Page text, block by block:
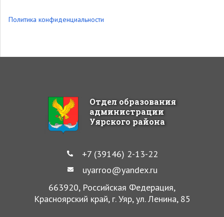
Политика конфиденциальности
Отдел образования
администрации
Уярского района
+7 (39146) 2-13-22
uyarroo@yandex.ru
663920, Российская Федерация,
Красноярский край, г. Уяр, ул. Ленина, 85